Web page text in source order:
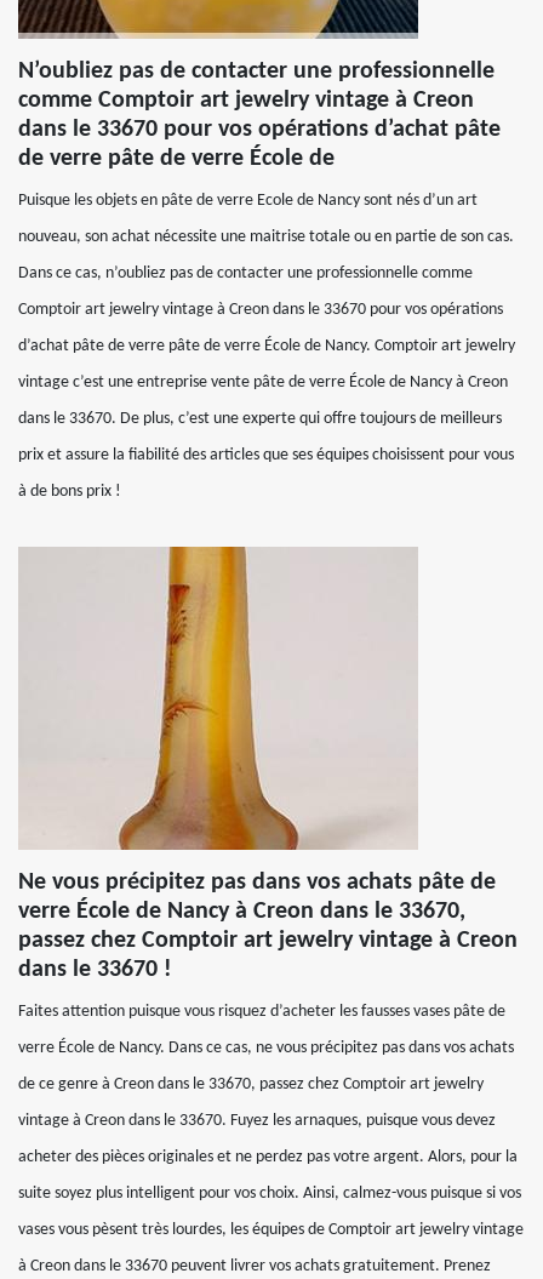
N’oubliez pas de contacter une professionnelle
comme Comptoir art jewelry vintage à Creon
dans le 33670 pour vos opérations d’achat pâte
de verre pâte de verre École de
Puisque les objets en pâte de verre Ecole de Nancy sont nés d’un art
nouveau, son achat nécessite une maitrise totale ou en partie de son cas.
Dans ce cas, n’oubliez pas de contacter une professionnelle comme
Comptoir art jewelry vintage à Creon dans le 33670 pour vos opérations
d’achat pâte de verre pâte de verre École de Nancy. Comptoir art jewelry
vintage c’est une entreprise vente pâte de verre École de Nancy à Creon
dans le 33670. De plus, c’est une experte qui offre toujours de meilleurs
prix et assure la fiabilité des articles que ses équipes choisissent pour vous
à de bons prix !
Ne vous précipitez pas dans vos achats pâte de
verre École de Nancy à Creon dans le 33670,
passez chez Comptoir art jewelry vintage à Creon
dans le 33670 !
Faites attention puisque vous risquez d’acheter les fausses vases pâte de
verre École de Nancy. Dans ce cas, ne vous précipitez pas dans vos achats
de ce genre à Creon dans le 33670, passez chez Comptoir art jewelry
vintage à Creon dans le 33670. Fuyez les arnaques, puisque vous devez
acheter des pièces originales et ne perdez pas votre argent. Alors, pour la
suite soyez plus intelligent pour vos choix. Ainsi, calmez-vous puisque si vos
vases vous pèsent très lourdes, les équipes de Comptoir art jewelry vintage
à Creon dans le 33670 peuvent livrer vos achats gratuitement. Prenez